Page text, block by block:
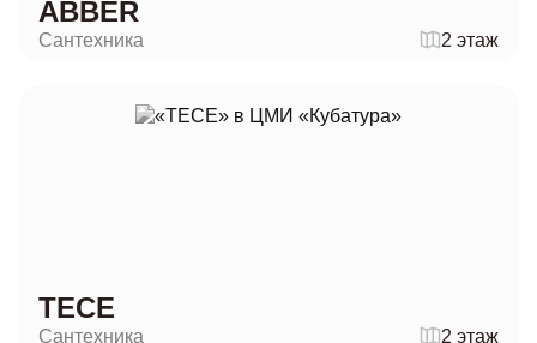
ABBER
Сантехника 2 этаж
ТЕСЕ
Сантехника 2 этаж